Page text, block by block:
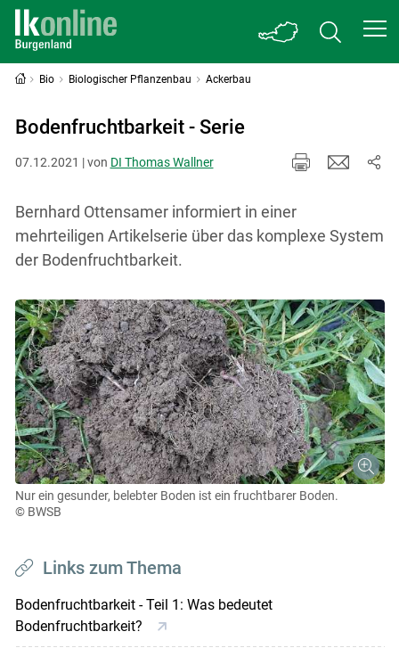
Bio Biologischer Pflanzenbau Ackerbau
Bodenfruchtbarkeit - Serie
07.12.2021 | von DI Thomas Wallner
Bernhard Ottensamer informiert in einer
mehrteiligen Artikelserie über das komplexe System
der Bodenfruchtbarkeit.
Nur ein gesunder, belebter Boden ist ein fruchtbarer Boden.
© BWSB
Links zum Thema
Bodenfruchtbarkeit - Teil 1: Was bedeutet
Bodenfruchtbarkeit?